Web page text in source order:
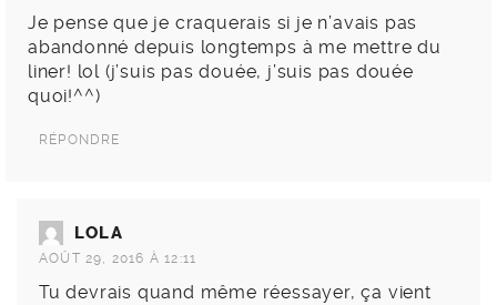
Je pense que je craquerais si je n’avais pas
abandonné depuis longtemps à me mettre du
liner! lol (j’suis pas douée, j’suis pas douée
quoi!^^)
RÉPONDRE
LOLA
AOÛT 29, 2016 À 12:11
Tu devrais quand même réessayer, ça vient